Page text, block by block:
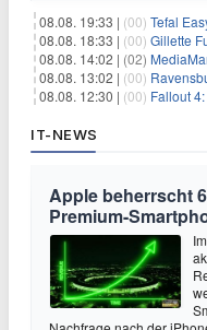
08.08. 19:33 | (00) Tefal Easy
08.08. 18:33 | (00) Gillette
08.08. 14:02 | (02)
08.08. 13:02 | (00)
08.08. 12:30 | (00) Fallout
IT-NEWS
Apple beherrscht
Premium-